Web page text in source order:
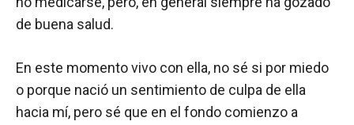
de buena salud.
En este momento vivo con ella, no sé si por miedo
o porque nació un sentimiento de culpa de ella
hacia mí, pero sé que en el fondo comienzo a